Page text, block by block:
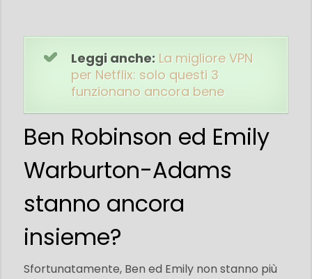
Leggi anche: La migliore VPN
per Netflix: solo questi 3
funzionano ancora bene
Ben Robinson ed Emily
Warburton-Adams
stanno ancora
insieme?
Sfortunatamente, Ben ed Emily non stanno più